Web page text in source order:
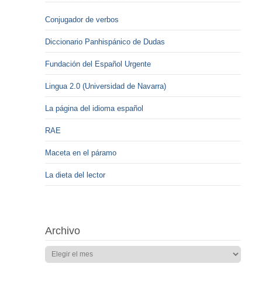
Conjugador de verbos
Diccionario Panhispánico de Dudas
Fundación del Español Urgente
Lingua 2.0 (Universidad de Navarra)
La página del idioma español
RAE
Maceta en el páramo
La dieta del lector
Archivo